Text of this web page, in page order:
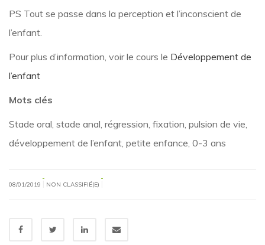
PS Tout se passe dans la perception et l’inconscient de
l’enfant.
Pour plus d’information, voir le cours le Développement de
l’enfant
Mots clés
Stade oral, stade anal, régression, fixation, pulsion de vie,
développement de l’enfant, petite enfance, 0-3 ans
08/01/2019 NON CLASSIFIÉ(E)